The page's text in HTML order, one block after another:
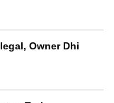
Owner Dhi